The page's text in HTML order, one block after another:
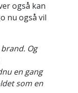
også kan
nu også vil
Og
en gang
som en